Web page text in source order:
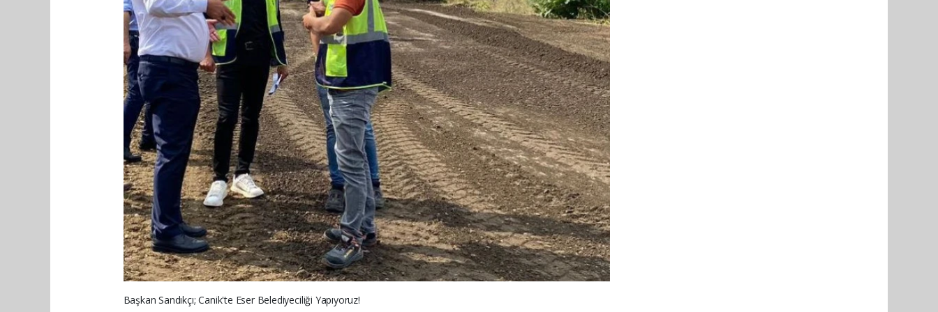
Başkan Sandıkçı; Canik'te Eser Belediyeciliği Yapıyoruz!